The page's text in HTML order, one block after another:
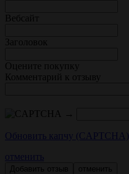
Вебсайт
Заголовок
Оцените покупку
Комментарий к отзыву
→
Обновить капчу (CAPTCHA)
отменить
отменить